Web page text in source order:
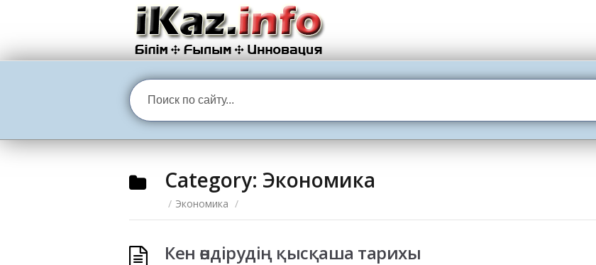
Category: Экономика
/ Экономика /
Кен өндірудің қысқаша тарихы